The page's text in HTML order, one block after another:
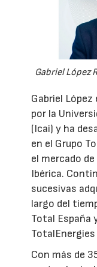
Gabriel López
Gabriel
por la
(Icai) y ha
en el Grupo
el mercado
Ibérica.
sucesivas
largo del
Total España
Con más de